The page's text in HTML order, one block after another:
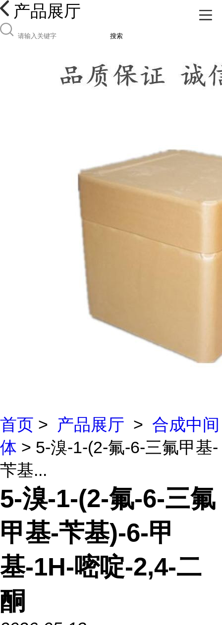
产品展厅
搜索
首页 > 产品展厅 > 合成中间
体 > 5-溴-1-(2-氟-6-三氟甲基-
苄基...
5-溴-1-(2-氟-6-三氟
甲基-苄基)-6-甲
基-1H-嘧啶-2,4-二
酮